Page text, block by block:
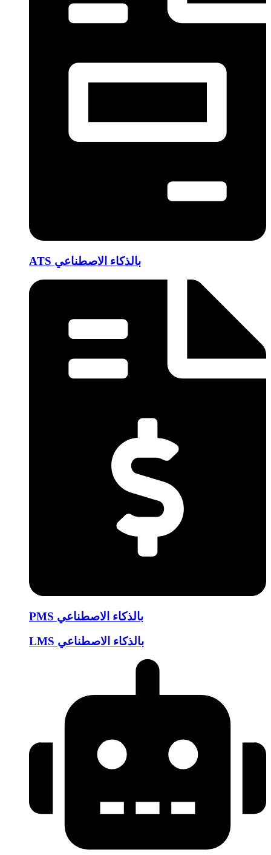
ATS بالذكاء الاصطناعي
PMS بالذكاء الاصطناعي
LMS بالذكاء الاصطناعي